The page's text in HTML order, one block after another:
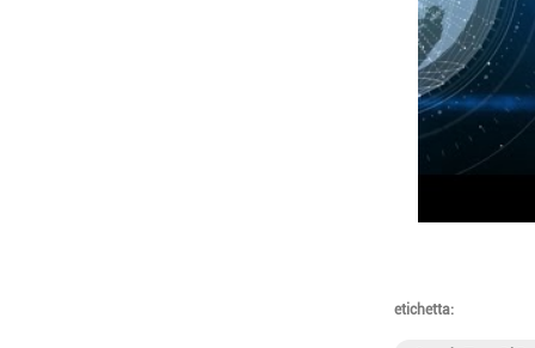
etichetta: